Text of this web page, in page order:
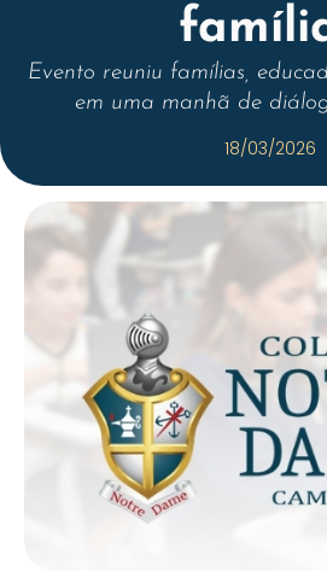
Evento reuniu famílias,
em uma manhã de
18/03/2026